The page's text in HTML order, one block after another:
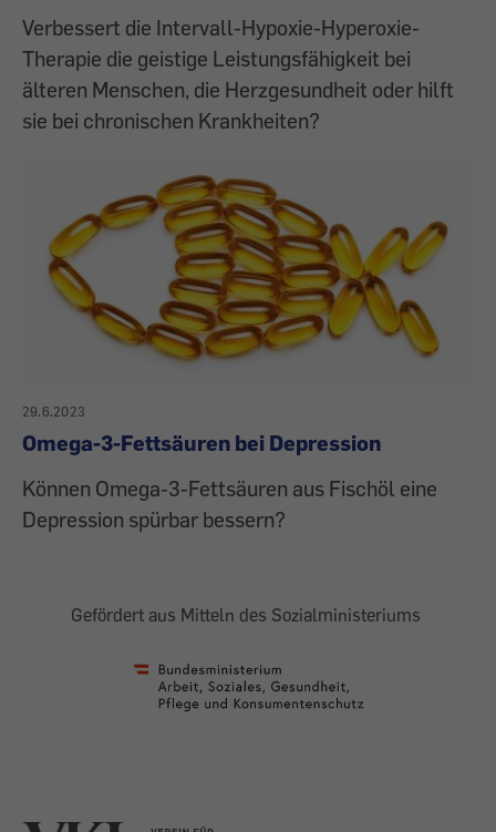
Verbessert die Intervall-Hypoxie-Hyperoxie-
Therapie die geistige Leistungsfähigkeit bei
älteren Menschen, die Herzgesundheit oder hilft
sie bei chronischen Krankheiten?
29.6.2023
Omega-3-Fettsäuren bei Depression
Können Omega-3-Fettsäuren aus Fischöl eine
Depression spürbar bessern?
Gefördert aus Mitteln des Sozialministeriums